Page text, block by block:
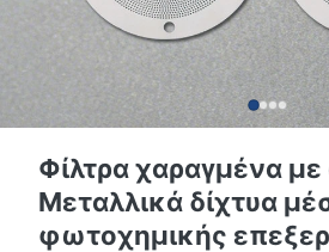
Φίλτρα χαραγμένα με
Μεταλλικά δίχτυα
φωτοχημικής